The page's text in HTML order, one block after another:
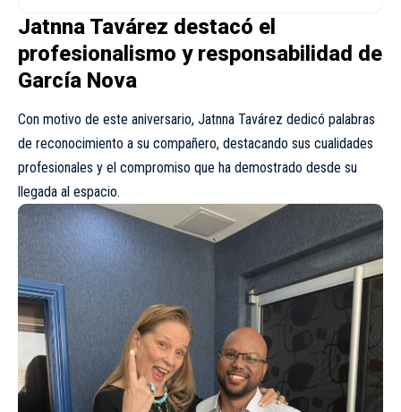
Jatnna Tavárez destacó el
profesionalismo y responsabilidad de
García Nova
Con motivo de este aniversario, Jatnna Tavárez dedicó palabras
de reconocimiento a su compañero, destacando sus cualidades
profesionales y el compromiso que ha demostrado desde su
llegada al espacio.